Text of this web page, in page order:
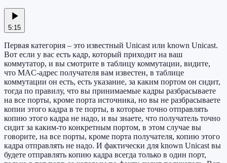
5:15
Первая категория – это известный Unicast или known Unicast.
Вот если у вас есть кадр, который приходит на ваш
коммутатор, и вы смотрите в таблицу коммутации, видите,
что MAC-адрес получателя вам известен, в таблице
коммутации он есть, есть указание, за каким портом он сидит,
тогда по правилу, что вы принимаемые кадры разбрасываете
на все порты, кроме порта источника, но вы не разбрасываете
копии этого кадра в те порты, в которые точно отправлять
копию этого кадра не надо, и вы знаете, что получатель точно
сидит за каким-то конкретным портом, в этом случае вы
говорите, на все порты, кроме порта получателя, копию этого
кадра отправлять не надо. И фактически для known Unicast вы
будете отправлять копию кадра всегда только в один порт,